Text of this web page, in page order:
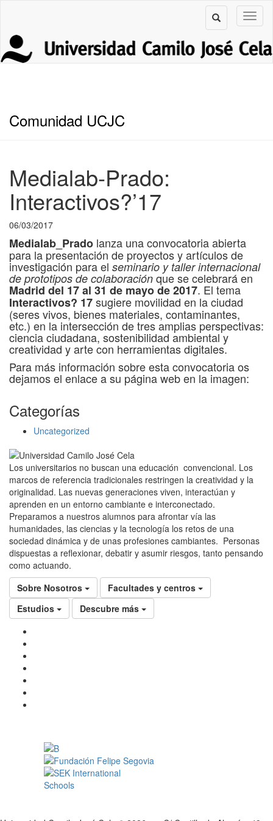
Comunidad UCJC
Medialab-Prado:
Interactivos?’17
06/03/2017
Medialab_Prado lanza una convocatoria abierta
para la presentación de proyectos y artículos de
investigación para el seminario y taller internacional
de prototipos de colaboración que se celebrará en
Madrid del 17 al 31 de mayo de 2017. El tema
Interactivos? 17sugiere movilidad en la ciudad
(seres vivos, bienes materiales, contaminantes,
etc.) en la intersección de tres amplias perspectivas:
ciencia ciudadana, sostenibilidad ambiental y
creatividad y arte con herramientas digitales.
Para más información sobre esta convocatoria os
dejamos el enlace a su página web en la imagen:
Categorías
Uncategorized
Los universitarios no buscan una educación convencional. Los
marcos de referencia tradicionales restringen la creatividad y la
originalidad. Las nuevas generaciones viven, interactúan y
aprenden en un entorno cambiante e interconectado.
Preparamos a nuestros alumnos para afrontar vía las
humanidades, las ciencias y la tecnología los retos de una
sociedad dinámica y de unas profesiones cambiantes. Personas
dispuestas a reflexionar, debatir y asumir riesgos, tanto pensando
como actuando.
Sobre Nosotros
Facultades y centros
Estudios
Descubre más